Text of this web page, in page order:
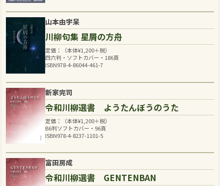
山本由宇呆
川柳句集 星屑の方舟
定価：（本体¥1,200＋税）
四六判・ソフトカバー・186頁
ISBN978-4-86044-461-7
新家完司
令和川柳選書 ようたんぼうのうた
定価：（本体¥1,200＋税）
B6判ソフトカバー・96頁
ISBN978-4-8237-1101-5
富田房成
令和川柳選書 GENTENBAN